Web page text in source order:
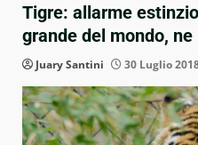
Tigre: allarme
grande del mondo,
Juary Santini 30 Luglio